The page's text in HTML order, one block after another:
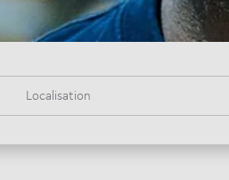
Localisation